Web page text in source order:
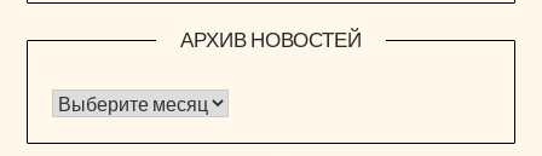
АРХИВ НОВОСТЕЙ
Архив новостей